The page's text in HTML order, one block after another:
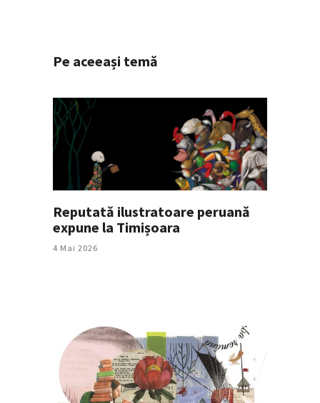
Pe aceeași temă
Reputată ilustratoare peruană
expune la Timișoara
4 Mai 2026